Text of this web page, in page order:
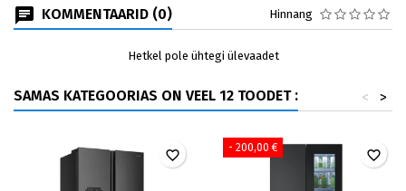
KOMMENTAARID (0) Hinnang
Hetkel pole ühtegi ülevaadet
SAMAS KATEGOORIAS ON VEEL 12 TOODET : >
<
favorite_border - 200,00 € favorite_border